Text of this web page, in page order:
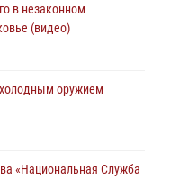
в незаконном
(видео)
оружием
«Национальная Служба